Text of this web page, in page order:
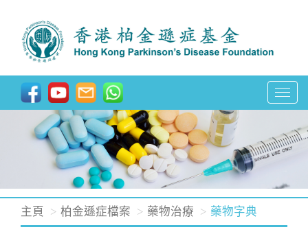
T
o
g
g
e
a
主頁 柏金遜症檔案 藥物治療 藥物字典